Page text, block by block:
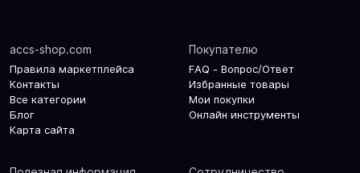
accs-shop.com
Правила маркетплейса
Контакты
Все категории
Блог
Карта сайта
Покупателю
FAQ - Вопрос/Ответ
Избранные товары
Мои покупки
Онлайн инструменты